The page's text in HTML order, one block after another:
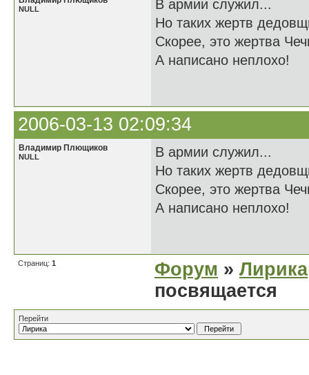
NULL
В армии служил...
Но таких жертв
Скорее, это жертва
А написано неплохо!
2006-03-13 02:09:34
Владимир Плющиков
NULL
В армии служил...
Но таких жертв
Скорее, это жертва
А написано неплохо!
Страниц: 1 Форум » Лирика
посвящается
Перейти